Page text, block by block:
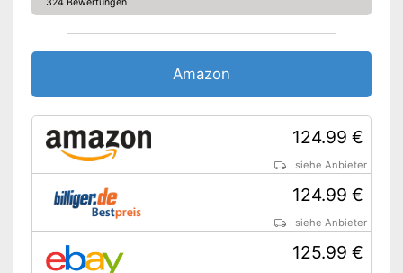
Amazon
124.99 €
siehe Anbieter
124.99 €
siehe Anbieter
125.99 €